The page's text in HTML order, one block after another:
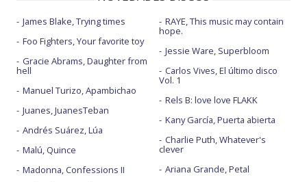
James Blake, Trying times
Foo Fighters, Your favorite toy
Gracie Abrams, Daughter from
hell
Manuel Turizo, Apambichao
Juanes, JuanesTeban
Andrés Suárez, Lúa
Malú, Quince
Madonna, Confessions II
RAYE, This music may contain
hope.
Jessie Ware, Superbloom
Carlos Vives, El último disco
Vol. 1
Rels B: love love FLAKK
Kany García, Puerta abierta
Charlie Puth, Whatever's
clever
Ariana Grande, Petal